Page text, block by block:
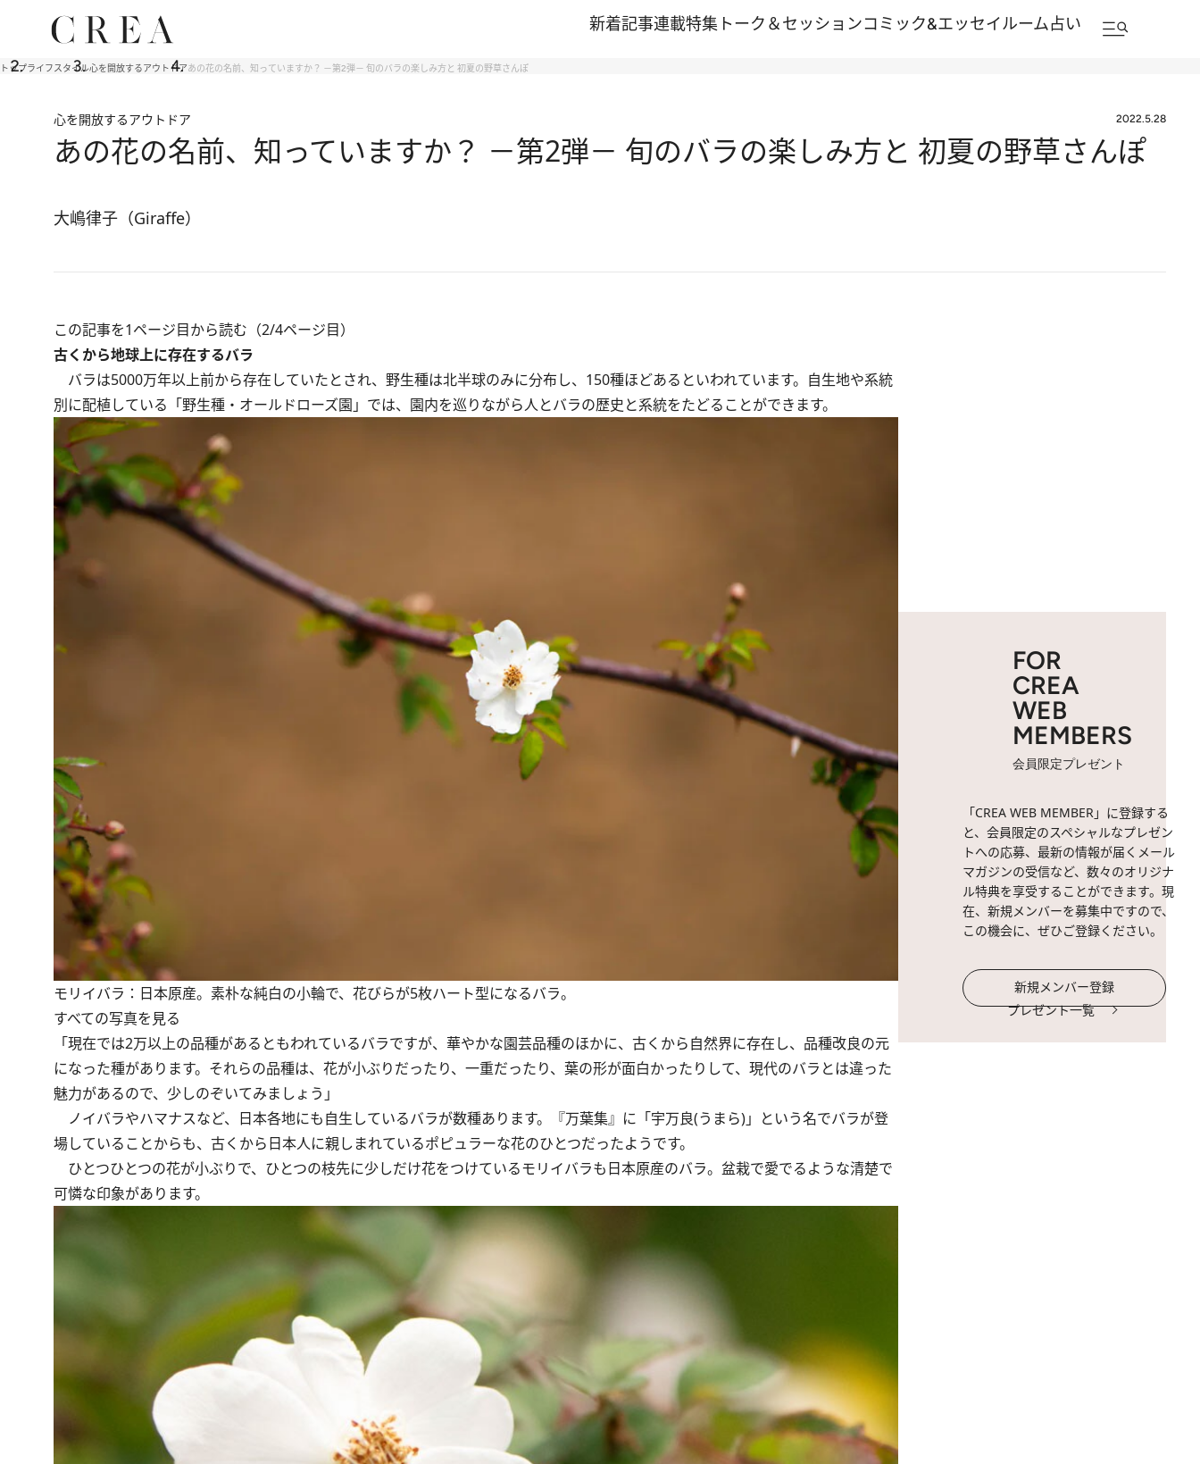
新着記事連載特集 トーク＆セッションコミック&エッセイルーム占い
トップライフスタイル心を開放するアウトドアあの花の名前、知っていますか？ －第2弾－ 旬のバラの楽しみ方と 初夏の野草さんぽ
心を開放するアウトドア 2022.5.28
あの花の名前、知っていますか？ －第2弾－ 旬のバラの楽しみ方と 初夏の野草さんぽ
大嶋律子（Giraffe）
この記事を1ページ目から読む（2/4ページ目）
古くから地球上に存在するバラ
バラは5000万年以上前から存在していたとされ、野生種は北半球のみに分布し、150種ほどあるといわれています。自生地や系統
別に配植している「野生種・オールドローズ園」では、園内を巡りながら人とバラの歴史と系統をたどることができます。
モリイバラ：日本原産。素朴な純白の小輪で、花びらが5枚ハート型になるバラ。
すべての写真を見る
「現在では2万以上の品種があるともわれているバラですが、華やかな園芸品種のほかに、古くから自然界に存在し、品種改良の元
になった種があります。それらの品種は、花が小ぶりだったり、一重だったり、葉の形が面白かったりして、現代のバラとは違った
魅力があるので、少しのぞいてみましょう」
ノイバラやハマナスなど、日本各地にも自生しているバラが数種あります。『万葉集』に「宇万良(うまら)」という名でバラが登
場していることからも、古くから日本人に親しまれているポピュラーな花のひとつだったようです。
ひとつひとつの花が小ぶりで、ひとつの枝先に少しだけ花をつけているモリイバラも日本原産のバラ。盆栽で愛でるような清楚で
可憐な印象があります。
FOR
CREA
WEB
MEMBERS
会員限定プレゼント
「CREA WEB MEMBER」に登録する
と、会員限定のスペシャルなプレゼン
トへの応募、最新の情報が届くメール
マガジンの受信など、数々のオリジナ
ル特典を享受することができます。現
在、新規メンバーを募集中ですので、
この機会に、ぜひご登録ください。
新規メンバー登録
プレゼント一覧